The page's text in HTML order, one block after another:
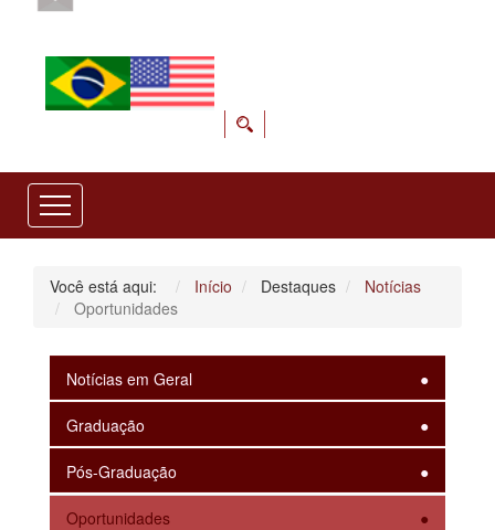
Você está aqui: Início Destaques
Notícias
Oportunidades
Notícias em Geral
Graduação
Pós-Graduação
Oportunidades